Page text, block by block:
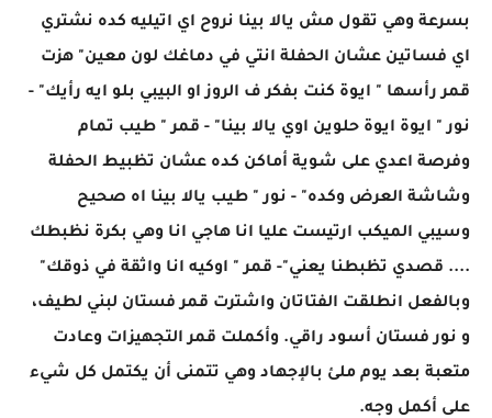
بسرعة وهي تقول مش يالا بينا نروح اي اتيليه كده نشتري
اي فساتين عشان الحفلة انتي في دماغك لون معين" هزت
قمر رأسها " ايوة كنت بفكر ف الروز او البيبي بلو ايه رأيك" -
نور " ايوة ايوة حلوين اوي يالا بينا" - قمر " طيب تمام
وفرصة اعدي على شوية أماكن كده عشان تظبيط الحفلة
وشاشة العرض وكده" - نور " طيب يالا بينا اه صحيح
وسيبي الميكب ارتيست عليا انا هاجي انا وهي بكرة نظبطك
.... قصدي تظبطنا يعني"- قمر " اوكيه انا واثقة في ذوقك"
وبالفعل انطلقت الفتاتان واشترت قمر فستان لبني لطيف،
و نور فستان أسود راقي. وأكملت قمر التجهيزات وعادت
متعبة بعد يوم ملئ بالإجهاد وهي تتمنى أن يكتمل كل شيء
على أكمل وجه.